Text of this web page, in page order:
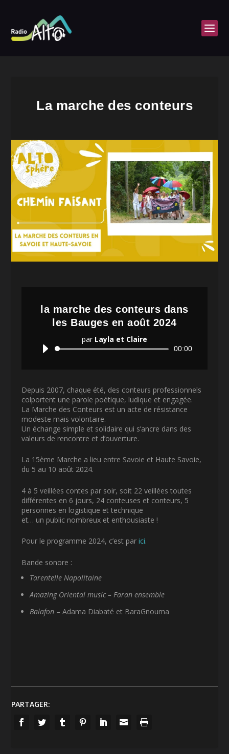
La marche des conteurs
la marche des conteurs dans
les Bauges en août 2024
par Layla et Claire
Lecteur
00:00
Depuis 2007, chaque été, des conteurs professionnels
colportent une parole poétique, ludique et engagée.
La Marche des Conteurs est un acte de résistance
modeste mais volontaire.
Un échange simple et solidaire qui s’ancre dans des
valeurs de rencontre et d’ouverture.
La 15ème Marche a lieu entre Savoie et Haute Savoie,
du 5 au 10 août 2024.
4 à 5 veillées contes par soir, soit 22 veillées toutes
différentes en 6 jours, 24 conteuses et conteurs, 5
personnes en logistique et technique
et… un public nombreux et enthousiaste !
Pour le programme 2024, c’est parici.
Bande sonore :
Tarentelle Napolitaine
Amazing Oriental music – Faran ensemble
Balafon – Adama Diabaté et BaraGnouma
PARTAGER: